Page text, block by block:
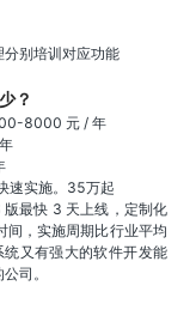
别培训对应功能
？
8000 元 / 年
速实施。35万起
版最快 3 天上线，定制化
间，实施周期比行业平均
又有强大的软件开发能
司。